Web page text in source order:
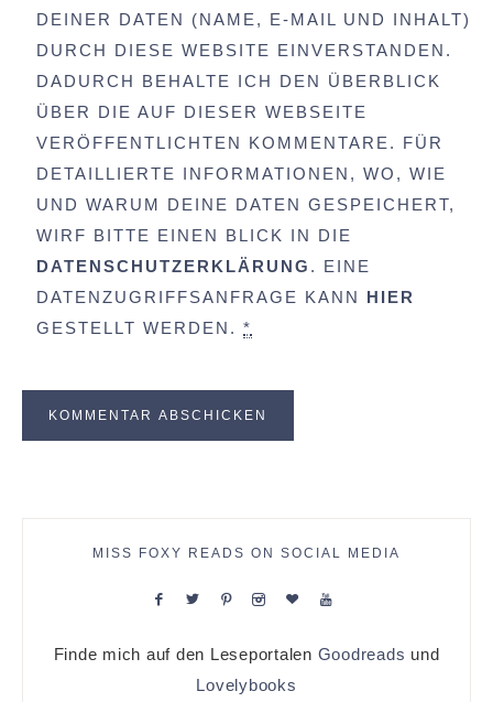
DEINER DATEN (NAME, E-MAIL UND INHALT)
DURCH DIESE WEBSITE EINVERSTANDEN.
DADURCH BEHALTE ICH DEN ÜBERBLICK
ÜBER DIE AUF DIESER WEBSEITE
VERÖFFENTLICHTEN KOMMENTARE. FÜR
DETAILLIERTE INFORMATIONEN, WO, WIE
UND WARUM DEINE DATEN GESPEICHERT,
WIRF BITTE EINEN BLICK IN DIE
DATENSCHUTZERKLÄRUNG . EINE
DATENZUGRIFFSANFRAGE KANN HIER
GESTELLT WERDEN. *
MISS FOXY READS ON SOCIAL MEDIA
Finde mich auf den Leseportalen Goodreads und
Lovelybooks